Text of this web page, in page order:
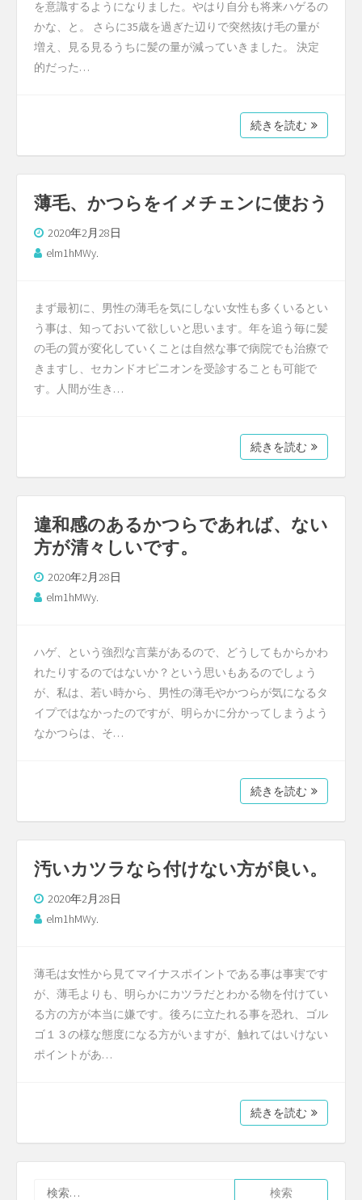
を意識するようになりました。やはり自分も将来ハゲるの
かな、と。 さらに35歳を過ぎた辺りで突然抜け毛の量が
増え、見る見るうちに髪の量が減っていきました。 決定
的だった…
続きを読む
薄毛、かつらをイメチェンに使おう
2020年2月28日
elm1hMWy.
まず最初に、男性の薄毛を気にしない女性も多くいるとい
う事は、知っておいて欲しいと思います。年を追う毎に髪
の毛の質が変化していくことは自然な事で病院でも治療で
きますし、セカンドオピニオンを受診することも可能で
す。人間が生き…
続きを読む
違和感のあるかつらであれば、ない
方が清々しいです。
2020年2月28日
elm1hMWy.
ハゲ、という強烈な言葉があるので、どうしてもからかわ
れたりするのではないか？という思いもあるのでしょう
が、私は、若い時から、男性の薄毛やかつらが気になるタ
イプではなかったのですが、明らかに分かってしまうよう
なかつらは、そ…
続きを読む
汚いカツラなら付けない方が良い。
2020年2月28日
elm1hMWy.
薄毛は女性から見てマイナスポイントである事は事実です
が、薄毛よりも、明らかにカツラだとわかる物を付けてい
る方の方が本当に嫌です。後ろに立たれる事を恐れ、ゴル
ゴ１３の様な態度になる方がいますが、触れてはいけない
ポイントがあ…
続きを読む